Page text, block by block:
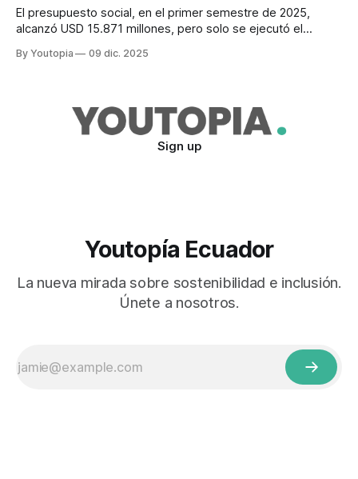
El presupuesto social, en el primer semestre de 2025,
alcanzó USD 15.871 millones, pero solo se ejecutó el
By Youtopia 09 dic. 2025
Sign up
Youtopía Ecuador
La nueva mirada sobre sostenibilidad e inclusión.
Únete a nosotros.